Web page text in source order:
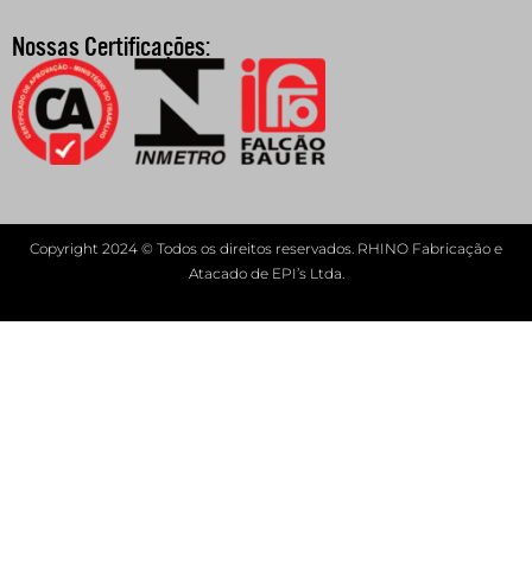
Nossas Certificações:
Copyright 2024 © Todos os direitos reservados. RHINO Fabricação e
Atacado de EPI’s Ltda.